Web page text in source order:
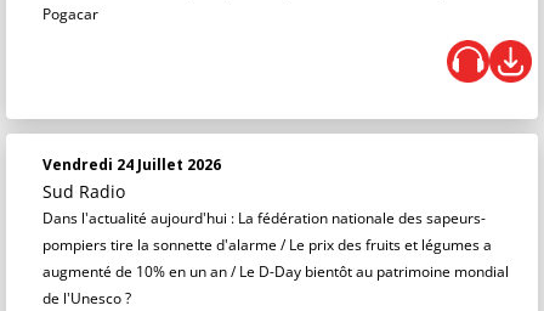
Pogacar
Vendredi 24 Juillet 2026
Sud Radio
Dans l'actualité aujourd'hui : La fédération nationale des sapeurs-
pompiers tire la sonnette d'alarme / Le prix des fruits et légumes a
augmenté de 10% en un an / Le D-Day bientôt au patrimoine mondial
de l'Unesco ?